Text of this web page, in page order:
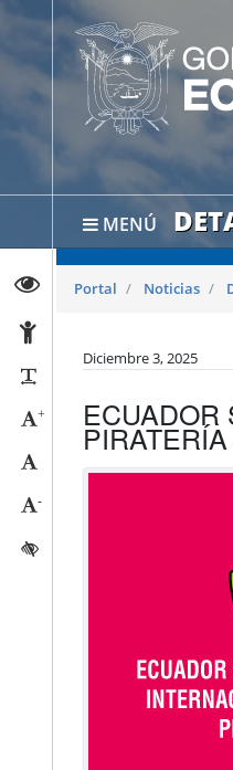
MENÚ
Abrir página de
Abrir página de
Reducir párrafos
+ Aumentar tamaño
-Reducir tamaño caracteres
Activar/quitar contraste
Portal Noticias
Diciembre 3, 2025
ECUADOR